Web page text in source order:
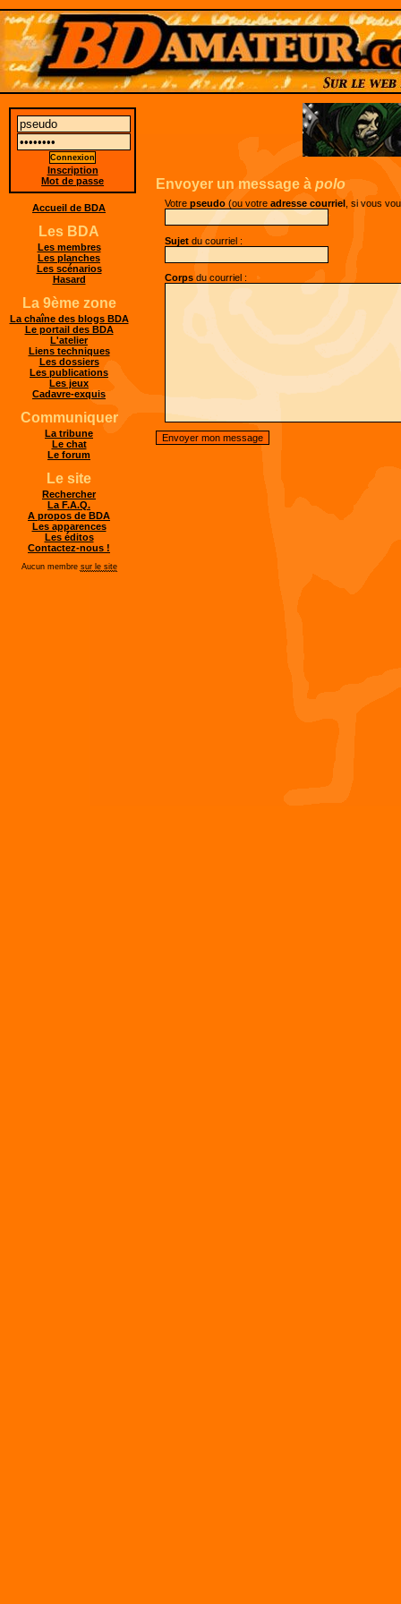
Envoyer un message à polo
Votrepseudo (ou votreadresse courriel , si vous
Sujet du courriel :
Corps du courriel :
Inscription
Mot de passe
Accueil de BDA
Les BDA
Les membres
Les planches
Les scénarios
Hasard
La 9ème zone
La chaîne des blogs BDA
Le portail des BDA
L'atelier
Liens techniques
Les dossiers
Les publications
Les jeux
Cadavre-exquis
Communiquer
La tribune
Le chat
Le forum
Le site
Rechercher
La F.A.Q.
A propos de BDA
Les apparences
Les éditos
Contactez-nous !
Aucun membre sur le site